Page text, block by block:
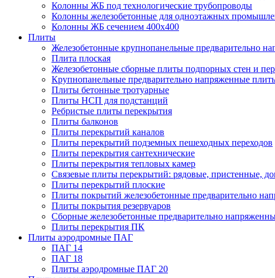
Колонны ЖБ под технологические трубопроводы
Колонны железобетонные для одноэтажных
Колонны ЖБ сечением 400х400
Плиты
Железобетонные крупнопанельные предварительно
Плита плоская
Железобетонные сборные плиты подпорных стен и
Крупнопанельные предварительно напряженные
Плиты бетонные тротуарные
Плиты НСП для подстанций
Ребристые плиты перекрытия
Плиты балконов
Плиты перекрытий каналов
Плиты перекрытий подземных пешеходных переходов
Плиты перекрытия сантехнические
Плиты перекрытия тепловых камер
Связевые плиты перекрытий: рядовые, пристенные,
Плиты перекрытий плоские
Плиты покрытий железобетонные предварительно
Плиты покрытия резервуаров
Сборные железобетонные предварительно
Плиты перекрытия ПК
Плиты аэродромные ПАГ
ПАГ 14
ПАГ 18
Плиты аэродромные ПАГ 20